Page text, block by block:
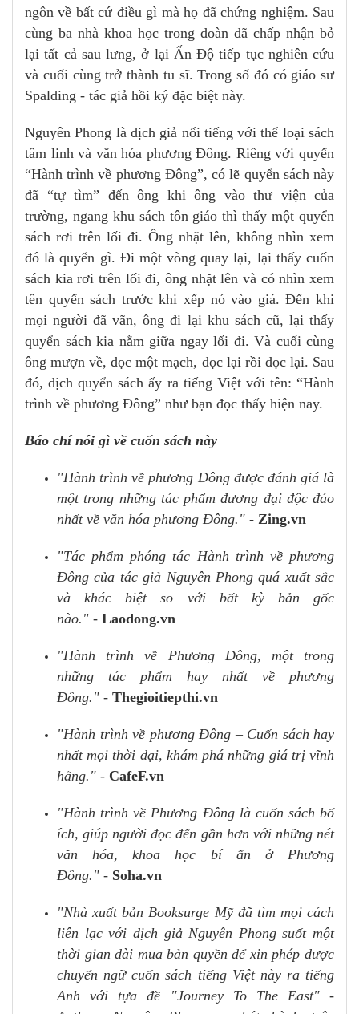
ngôn về bất cứ điều gì mà họ đã chứng nghiệm. Sau
cùng ba nhà khoa học trong đoàn đã chấp nhận bỏ
lại tất cả sau lưng, ở lại Ấn Độ tiếp tục nghiên cứu
và cuối cùng trở thành tu sĩ. Trong số đó có giáo sư
Spalding - tác giả hồi ký đặc biệt này.
Nguyên Phong là dịch giả nổi tiếng với thể loại sách
tâm linh và văn hóa phương Đông. Riêng với quyển
“Hành trình về phương Đông”, có lẽ quyển sách này
đã “tự tìm” đến ông khi ông vào thư viện của
trường, ngang khu sách tôn giáo thì thấy một quyển
sách rơi trên lối đi. Ông nhặt lên, không nhìn xem
đó là quyển gì. Đi một vòng quay lại, lại thấy cuốn
sách kia rơi trên lối đi, ông nhặt lên và có nhìn xem
tên quyển sách trước khi xếp nó vào giá. Đến khi
mọi người đã vãn, ông đi lại khu sách cũ, lại thấy
quyển sách kia nằm giữa ngay lối đi. Và cuối cùng
ông mượn về, đọc một mạch, đọc lại rồi đọc lại. Sau
đó, dịch quyển sách ấy ra tiếng Việt với tên: “Hành
trình về phương Đông” như bạn đọc thấy hiện nay.
Báo chí nói gì về cuốn sách này
"Hành trình về phương Đông được đánh giá là
một trong những tác phẩm đương đại độc đáo
nhất về văn hóa phương Đông." - Zing.vn
"Tác phẩm phóng tác Hành trình về phương
Đông của tác giả Nguyên Phong quá xuất sắc
và khác biệt so với bất kỳ bản gốc
nào." - Laodong.vn
"Hành trình về Phương Đông, một trong
những tác phẩm hay nhất về phương
Đông." - Thegioitiepthi.vn
"Hành trình về phương Đông – Cuốn sách hay
nhất mọi thời đại, khám phá những giá trị vĩnh
hằng." - CafeF.vn
"Hành trình về Phương Đông là cuốn sách bổ
ích, giúp người đọc đến gần hơn với những nét
văn hóa, khoa học bí ẩn ở Phương
Đông." - Soha.vn
"Nhà xuất bản Booksurge Mỹ đã tìm mọi cách
liên lạc với dịch giả Nguyên Phong suốt một
thời gian dài mua bản quyền để xin phép được
chuyển ngữ cuốn sách tiếng Việt này ra tiếng
Anh với tựa đề "Journey To The East" -